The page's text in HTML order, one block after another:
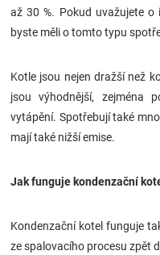
Novinky
Blog
Hračkářství
Přihlášení
až 30 %. Pokud uvažujete
byste měli o tomto typu
Kotle jsou nejen dražší než
jsou výhodnější, zejména
vytápění. Spotřebují také
mají také nižší emise.
Jak funguje kondenzační
Kondenzační kotel funguje
ze spalovacího procesu zpět